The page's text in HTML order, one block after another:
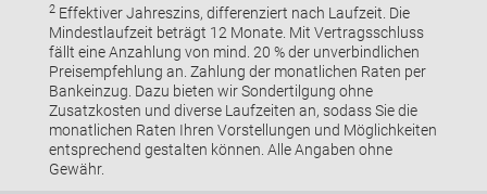
2Effektiver Jahreszins, differenziert nach Laufzeit. Die
Mindestlaufzeit beträgt 12 Monate. Mit Vertragsschluss
fällt eine Anzahlung von mind. 20 % der unverbindlichen
Preisempfehlung an. Zahlung der monatlichen Raten per
Bankeinzug. Dazu bieten wir Sondertilgung ohne
Zusatzkosten und diverse Laufzeiten an, sodass Sie die
monatlichen Raten Ihren Vorstellungen und Möglichkeiten
entsprechend gestalten können. Alle Angaben ohne
Gewähr.